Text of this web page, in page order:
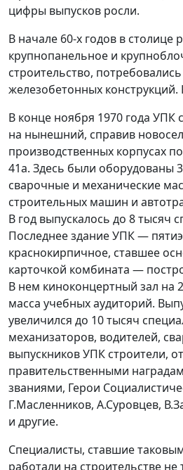
цифры выпусков росли.
В начале 60-х годов в столице
крупнопанельное и
строительство,
железобетонных конструкций.
В конце ноября 1970 года УПК
на нынешний, справив
производственных корпусах
41а. Здесь были оборудованы
сварочные и механические
строительных машин и
В год выпускалось до 8 тысяч
Последнее здание УПК —
краснокирпичное, ставшее
карточкой комбината —
В нем киноконцертный зал на
масса учебных аудиторий.
увеличился до 10 тысяч
механизаторов, водителей,
выпускников УПК строители,
правительственными
званиями, Герои
Г.Масленников, А.Суровцев,
и другие.
Специалисты, ставшие
работали на строительстве